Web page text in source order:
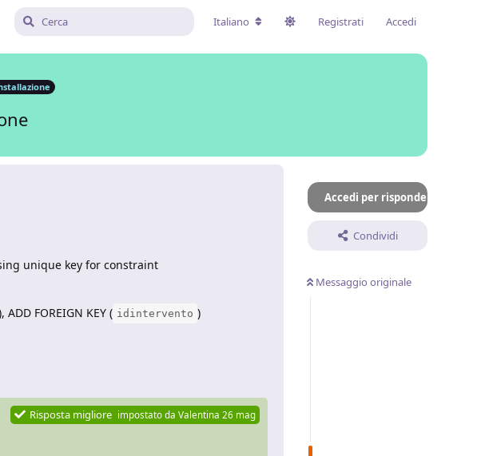
Italiano Registrati Accedi
Accedi per rispondere
Condividi
Messaggio originale
unique key for constraint
ADD FOREIGN KEY ( idintervento )
Risposta migliore impostato da Valentina 26 mag